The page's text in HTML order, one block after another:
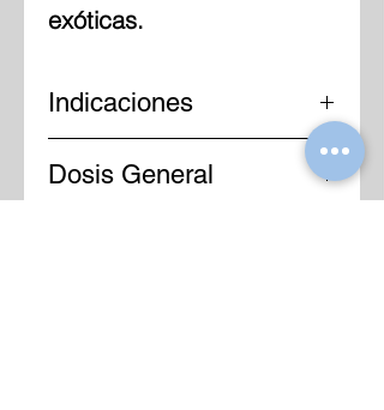
exóticas.
Indicaciones
Es un complejo vitamínico
ideal para equilibrar la
Dosis General